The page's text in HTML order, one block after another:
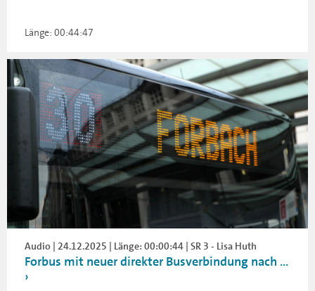
Länge: 00:44:47
Audio | 24.12.2025 | Länge: 00:00:44 | SR 3 - Lisa Huth
Forbus mit neuer direkter Busverbindung nach ...